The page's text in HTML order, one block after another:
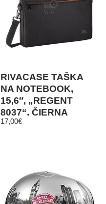
RIVACASE TAŠKA
NA NOTEBOOK,
15,6″, „REGENT
8037“, ČIERNA
17,00€